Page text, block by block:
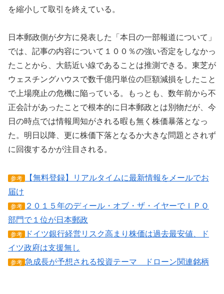
を縮小して取引を終えている。
日本郵政側が夕方に発表した「本日の一部報道について」
では、記事の内容について１００％の強い否定をしなかっ
たことから、大筋近い線であることは推測できる。東芝が
ウェスチングハウスで数千億円単位の巨額減損をしたこと
で上場廃止の危機に陥っている。もっとも、数年前から不
正会計があったことで根本的に日本郵政とは別物だが、今
日の時点では情報周知がされる暇も無く株価暴落となっ
た。明日以降、更に株価下落となるか大きな問題とされず
に回復するかが注目される。
参考
【無料登録】リアルタイムに最新情報をメールでお
届け
参考
２０１５年のディール・オブ・ザ・イヤーでＩＰＯ
部門で１位が日本郵政
参考
ドイツ銀行経営リスク高まり株価は過去最安値、ド
イツ政府は支援無し
参考 急成長が予想される投資テーマ ドローン関連銘柄